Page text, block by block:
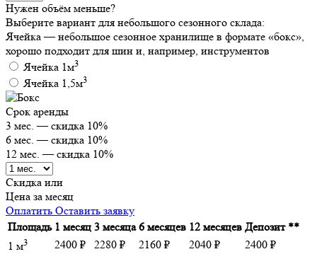
Нужен объём меньше?
Выберите вариант для небольшого сезонного склада:
Ячейка — небольшое сезонное хранилище в формате «бокс»,
хорошо подходит для шин и, например, инструментов
Ячейка 1м3
Ячейка 1,5м3
Срок аренды
3 мес. — скидка 10%
6 мес. — скидка 10%
12 мес. — скидка 10%
Скидка или
Цена за месяц
Оплатить Оставить заявку
Площадь 1 месяц 3 месяца 6 месяцев 12 месяцев Депозит **
1 м3 2400 ₽ 2280 ₽ 2160 ₽ 2040 ₽
2400 ₽